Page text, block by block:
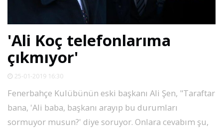
DÜNYA
VİDEO
'Ali Koç telefonlarıma
çıkmıyor'
25-01-2019 16:30
Fenerbahçe Kulübünün eski başkanı Ali Şen, "Taraftar
bana, 'Ali baba, başkanı arayıp bu durumları
sormuyor musun?' diye soruyor. Onlara cevabım şu,